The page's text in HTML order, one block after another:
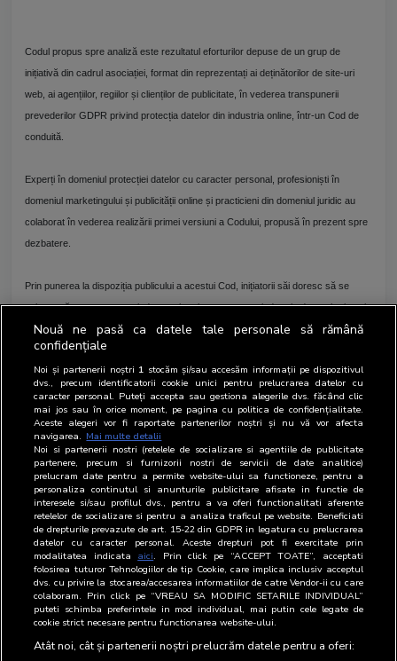
Codul propus spre analiză este rezultatul eforturilor depuse de un grup de
inițiativă din cadrul asociației, format din reprezentați ai deținătorilor de site-uri
web, ai agențiilor, regiilor și clienților de publicitate, în vederea transpunerii
prevederilor GDPR privind protecția datelor din industria online, într-un Cod de
conduită.
Experți în domeniul protecției datelor cu caracter personal, profesioniști în
domeniul marketingului și publicității online și practicieni din domeniul juridic au
colaborat în vederea realizării primei versiuni a Codului, propusă în prezent spre
dezbatere.
Prin punerea la dispoziția publicului a acestui Cod, inițiatorii săi doresc să se
asigure că acesta va cuprinde temele relevante pentru industria de marketing și
publicitate online abordate dintr-o perspectivă cât mai amplă, având în vedere
specificul tuturor actorilor implicați în industrie.
BRAT dorește ca acest Cod să devină relevant pentru întreaga industrie, și invită
orice entitate implicată în domeniul publicității online, fie deținători de proprietăți
online, regii, agenții de publicitate, clienți de publicitate, furnizori de tehnologie,
companii de cercetare în domeniul online, asociațiile industriei care operează în
domeniu, etc., să contribuie la realizarea acestui Cod.
Perioada în care Codul va fi în dezbatere publică se încheie la 15 martie 2019.
Comentariile și sugestiile pot fi trimise prin e-mail la cod@brat.ro.
Biroul Român de Audit Transmedia este organizația industriei de media și
publicitate care are ca obiectiv stabilirea de metode și standarde comune privind
modul de măsurare al indicatorilor de performanță ai produselor media, fiind
reperul industriei în tranzacționarea publicității.
Nouă ne pasă ca datele tale personale să rămână
confidențiale
Noi și partenerii noștri 1 stocăm și/sau accesăm informații pe dispozitivul
dvs., precum identificatorii cookie unici pentru prelucrarea datelor cu
caracter personal. Puteți accepta sau gestiona alegerile dvs. făcând clic
mai jos sau în orice moment, pe pagina cu politica de confidențialitate.
Aceste alegeri vor fi raportate partenerilor noștri și nu vă vor afecta
navigarea. Mai multe detalii
Noi si partenerii nostri (retelele de socializare si agentiile de publicitate
partenere, precum si furnizorii nostri de servicii de date analitice)
prelucram date pentru a permite website-ului sa functioneze, pentru a
personaliza continutul si anunturile publicitare afisate in functie de
interesele si/sau profilul dvs., pentru a va oferi functionalitati aferente
retelelor de socializare si pentru a analiza traficul pe website. Beneficiati
de drepturile prevazute de art. 15-22 din GDPR in legatura cu prelucrarea
datelor cu caracter personal. Aceste drepturi pot fi exercitate prin
modalitatea indicata aici. Prin click pe “ACCEPT TOATE”, acceptati
folosirea tuturor Tehnologiilor de tip Cookie, care implica inclusiv acceptul
dvs. cu privire la stocarea/accesarea informatiilor de catre Vendor-ii cu care
colaboram. Prin click pe “VREAU SA MODIFIC SETARILE INDIVIDUAL”
puteti schimba preferintele in mod individual, mai putin cele legate de
cookie strict necesare pentru functionarea website-ului.
Atât noi, cât și partenerii noștri prelucrăm datele pentru a oferi: